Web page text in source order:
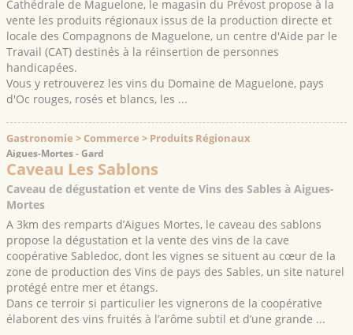
Cathédrale de Maguelone, le magasin du Prévost propose à la
vente les produits régionaux issus de la production directe et
locale des Compagnons de Maguelone, un centre d'Aide par le
Travail (CAT) destinés à la réinsertion de personnes
handicapées.
Vous y retrouverez les vins du Domaine de Maguelone, pays
d'Oc rouges, rosés et blancs, les ...
Gastronomie > Commerce > Produits Régionaux
Aigues-Mortes - Gard
Caveau Les Sablons
Caveau de dégustation et vente de Vins des Sables à Aigues-
Mortes
A 3km des remparts d’Aigues Mortes, le caveau des sablons
propose la dégustation et la vente des vins de la cave
coopérative Sabledoc, dont les vignes se situent au cœur de la
zone de production des Vins de pays des Sables, un site naturel
protégé entre mer et étangs.
Dans ce terroir si particulier les vignerons de la coopérative
élaborent des vins fruités à l’arôme subtil et d’une grande ...